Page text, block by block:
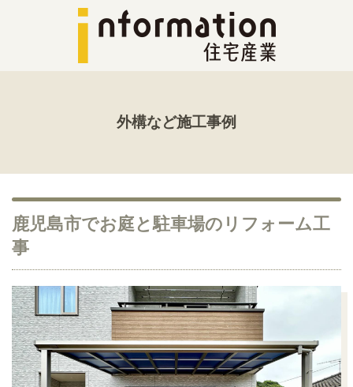
外構など施工事例
鹿児島市でお庭と駐車場のリフォーム工
事